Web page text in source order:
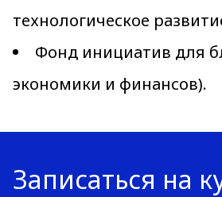
технологическое
Фонд инициатив для
экономики и финансов).
Записаться на